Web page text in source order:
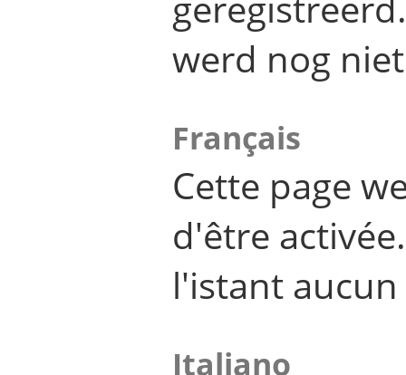
werd nog
Français
Cette page
d'être
l'istant
Italiano